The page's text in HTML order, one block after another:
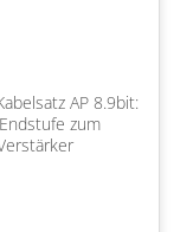
AP 8.9bit:
zum